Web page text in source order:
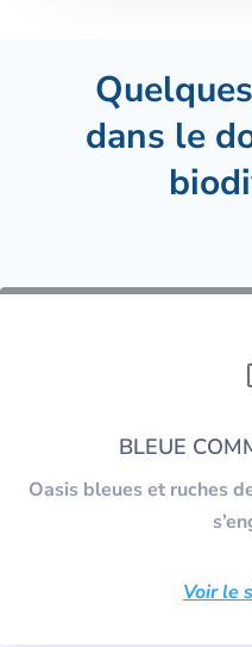
dans le
BLEUE
Oasis bleues et ruches
Voir le